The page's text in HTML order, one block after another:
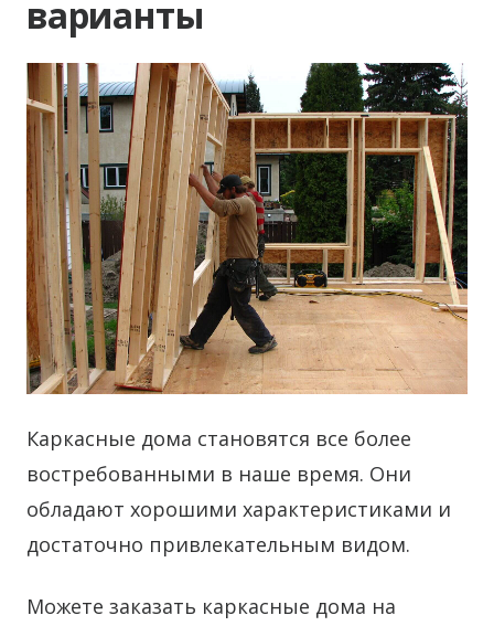
варианты
Каркасные дома становятся все более
востребованными в наше время. Они
обладают хорошими характеристиками и
достаточно привлекательным видом.
Можете заказать каркасные дома на